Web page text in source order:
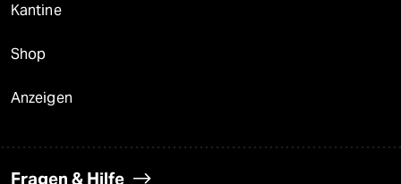
Kantine
Shop
Anzeigen
Fragen & Hilfe